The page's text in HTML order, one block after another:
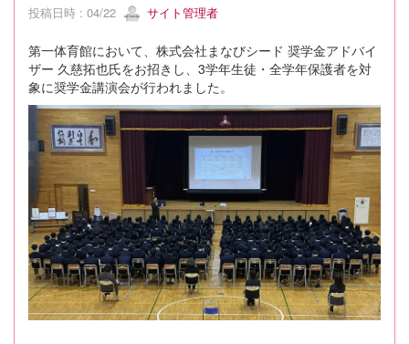
投稿日時 : 04/22 サイト管理者
第一体育館において、株式会社まなびシード 奨学金アドバイ
ザー 久慈拓也氏をお招きし、3学年生徒・全学年保護者を対
象に奨学金講演会が行われました。